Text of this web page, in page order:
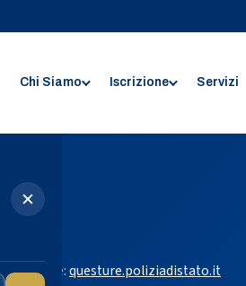
Chi Siamo Iscrizione Servizi
✕
ufficiale:questure.poliziadistato.it